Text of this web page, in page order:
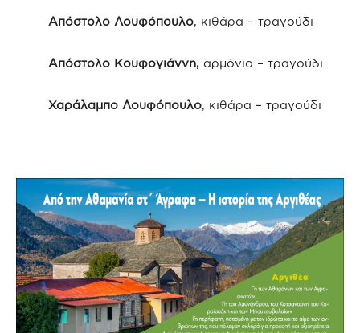
Απόστολο Λουφόπουλο, κιθάρα – τραγούδι
Απόστολο Κουφογιάννη, αρµόνιο – τραγούδι
Χαράλαµπο Λουφόπουλο, κιθάρα – τραγούδι